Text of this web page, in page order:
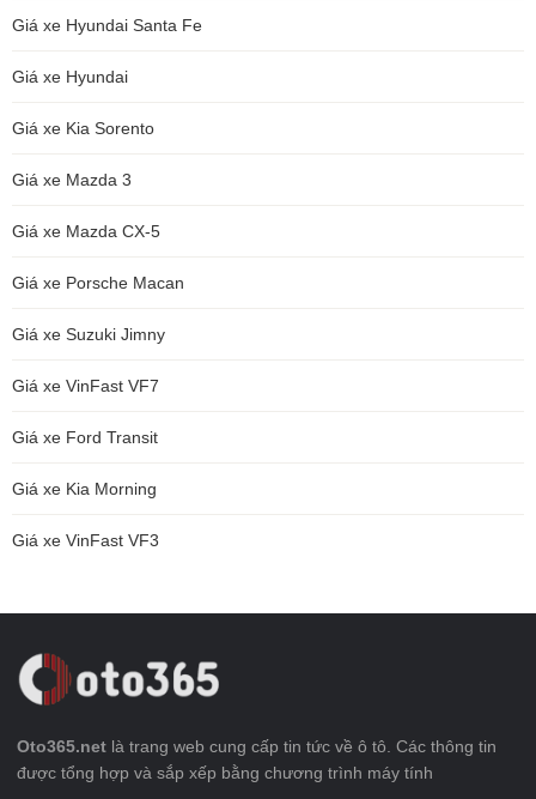
Giá xe Hyundai Santa Fe
Giá xe Hyundai
Giá xe Kia Sorento
Giá xe Mazda 3
Giá xe Mazda CX-5
Giá xe Porsche Macan
Giá xe Suzuki Jimny
Giá xe VinFast VF7
Giá xe Ford Transit
Giá xe Kia Morning
Giá xe VinFast VF3
Oto365.net là trang web cung cấp tin tức về ô tô. Các thông tin
được tổng hợp và sắp xếp bằng chương trình máy tính